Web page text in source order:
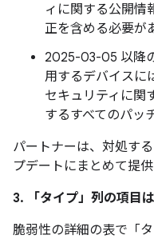
ィに関する公開情
正を含める必要が
2025-03-05 以降
用するデバイスに
セキュリティに関
するすべてのパッ
パートナーは、対処す
プデートにまとめて提
3. 「タイプ」 列の項目
脆弱性の詳細の表で「タ